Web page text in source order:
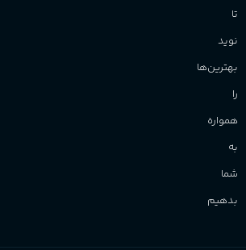
تا
نوید
بهترین‌ها
را
همواره
به
شما
بدهیم